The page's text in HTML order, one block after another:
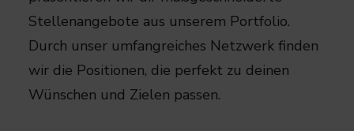
Stellenangebote aus unserem Portfolio.
Durch unser umfangreiches Netzwerk finden
wir die Positionen, die perfekt zu deinen
Wünschen und Zielen passen.​